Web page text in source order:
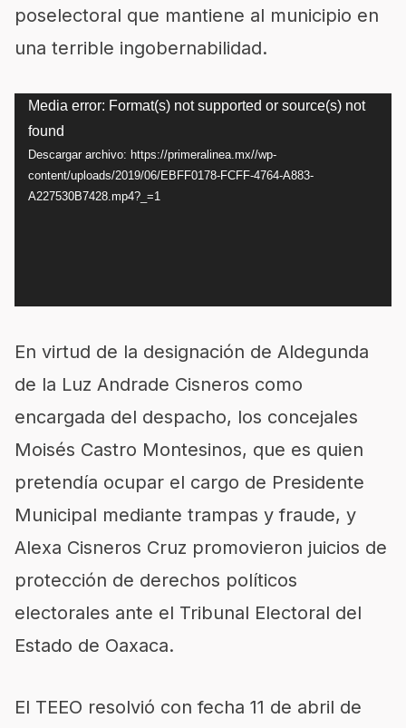
poselectoral que mantiene al municipio en
una terrible ingobernabilidad.
Reproductor
de
vídeo
Media error: Format(s) not supported or source(s) not
found
Descargar archivo: https://primeralinea.mx//wp-
content/uploads/2019/06/EBFF0178-FCFF-4764-A883-
A227530B7428.mp4?_=1
En virtud de la designación de Aldegunda
de la Luz Andrade Cisneros como
encargada del despacho, los concejales
Moisés Castro Montesinos, que es quien
pretendía ocupar el cargo de Presidente
Municipal mediante trampas y fraude, y
Alexa Cisneros Cruz promovieron juicios de
protección de derechos políticos
electorales ante el Tribunal Electoral del
Estado de Oaxaca.
El TEEO resolvió con fecha 11 de abril de